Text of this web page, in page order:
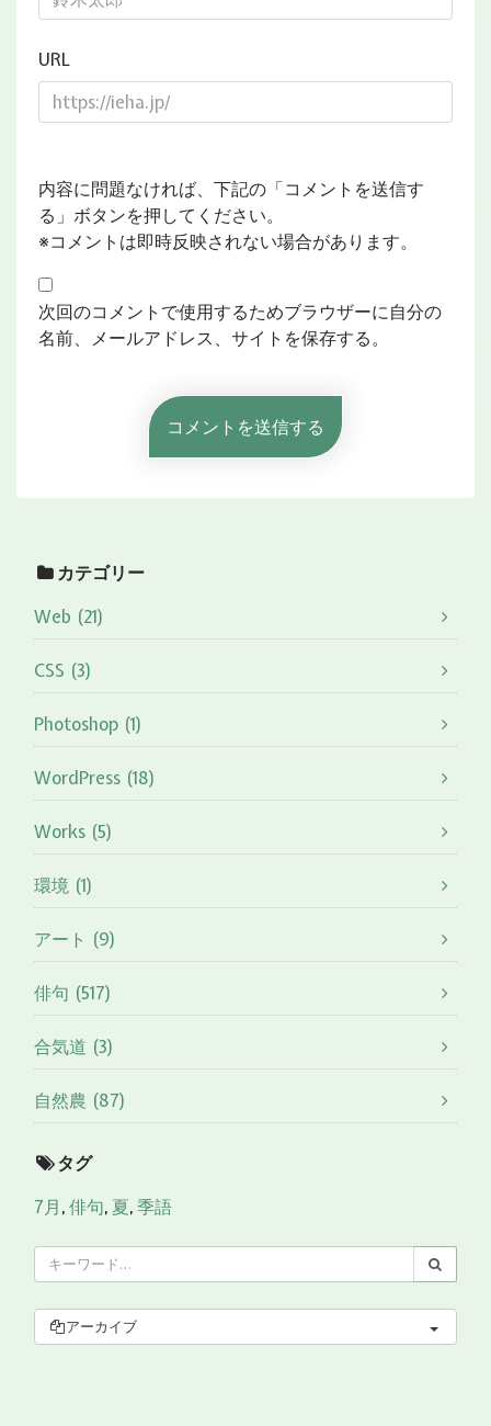
URL
内容に問題なければ、下記の「コメントを送信す
る」ボタンを押してください。
※コメントは即時反映されない場合があります。
次回のコメントで使用するためブラウザーに自分の
名前、メールアドレス、サイトを保存する。
カテゴリー
Web (21)
CSS (3)
Photoshop (1)
WordPress (18)
Works (5)
環境 (1)
アート (9)
俳句 (517)
合気道 (3)
自然農 (87)
タグ
7月,俳句, 夏,季語
アーカイブ